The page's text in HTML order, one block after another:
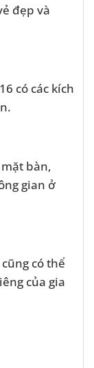
đẹp và
có các kích
bàn,
gian ở
có thể
của gia